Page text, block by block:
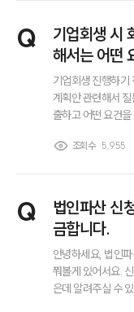
Q
기업회생 시
해서는 어떤
기업회생 진행하기
계획안 관련해서 질문 좀 드
출하고 어떤 요건
히 나와있는 곳이
조회수 5,955
Q
법인파산 신
금합니다.
안녕하세요, 법인
쭤볼게 있어서요. 신청 시 제출해야 할 서류에 대해 알고싶
은데 알려주실 수 있을까요? 네이버 블